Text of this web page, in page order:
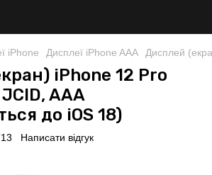
iPhone Дисплеї iPhone AAA Дисплей
iPhone 12 Pro
AAA
до iOS 18)
Написати відгук